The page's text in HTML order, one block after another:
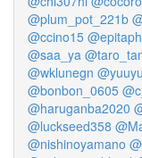
@plum_pot_221b
@ccino15
@saa_ya
@wklunegn
@bonbon_0605
@haruganba2020
@luckseed358
@nishinoyamano